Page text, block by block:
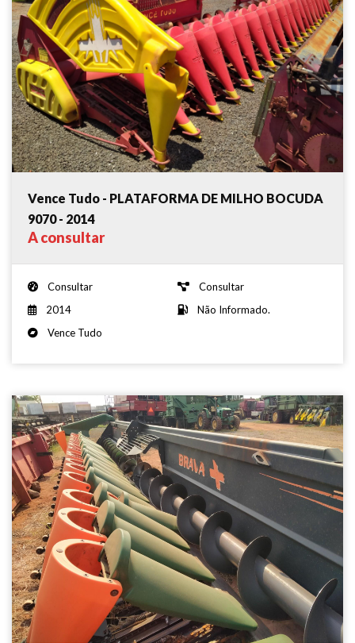
Vence Tudo - PLATAFORMA DE MILHO BOCUDA
9070 - 2014
A consultar
Consultar
Consultar
2014
Não Informado.
Vence Tudo